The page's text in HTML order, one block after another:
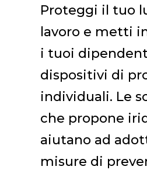
Proteggi il tuo
lavoro e metti
i tuoi
dispositivi di
individuali. Le
che propone
aiutano ad
misure di